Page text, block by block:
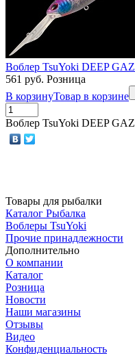
Воблер TsuYoki DEEP
561 руб. Розница
В корзинуТовар в корзине
Воблер TsuYoki DEEP
Товары для рыбалки
Каталог Рыбалка
Воблеры TsuYoki
Прочие принадлежности
Дополнительно
О компании
Каталог
Розница
Новости
Наши магазины
Отзывы
Видео
Конфиденциальность